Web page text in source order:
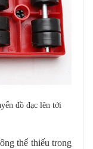
đồ đạc lên tới
thể thiếu trong